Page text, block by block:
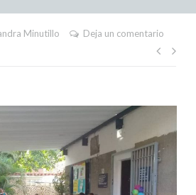
Minutillo Deja un comentario